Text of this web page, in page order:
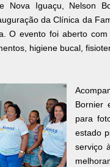
Nova Iguaçu, Nelson
da Clínica da
O evento foi aberto
higiene bucal,
Bornier
para
estado
serviço